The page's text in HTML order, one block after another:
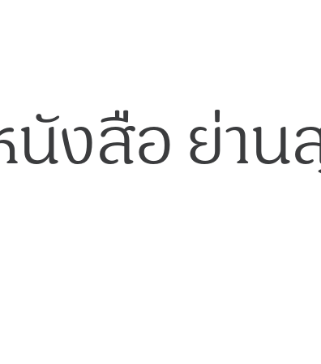
นังสือ ย่า